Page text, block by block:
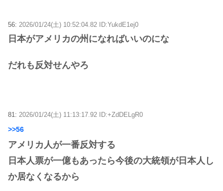
56: 2026/01/24(土) 10:52:04.82 ID:YukdE1ej0
日本がアメリカの州になればいいのにな
だれも反対せんやろ
81: 2026/01/24(土) 11:13:17.92 ID:+ZdDELgR0
>>56
アメリカ人が一番反対する
日本人票が一億もあったら今後の大統領が日本人し
か居なくなるから